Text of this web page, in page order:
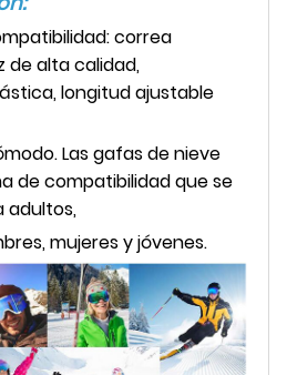
correa
de alta calidad,
longitud ajustable
Las gafas de nieve
de compatibilidad que se
adultos,
mujeres y jóvenes.